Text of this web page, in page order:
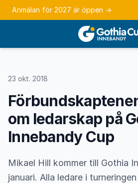
Anmälan för 2027 är öppen →
23 okt. 2018
om ledarskap på
Innebandy Cup
Mikael Hill kommer till Gothia
januari. Alla ledare i